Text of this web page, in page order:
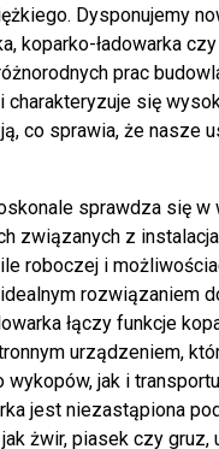
Dysponujemy
koparko-ładowarka czy
prac
charakteryzuje się
co sprawia, że nasze
sprawdza się w
związanych z
roboczej i
rozwiązaniem
łączy funkcje
urządzeniem,
jak i
jest niezastąpiona
jak żwir, piasek czy